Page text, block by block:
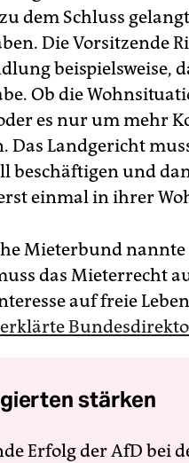
dem Schluss
Die Vorsitzende
beispielsweise,
Ob die
es nur um mehr
Das Landgericht
beschäftigen und
einmal in ihrer
Mieterbund nannte
das Mieterrecht
auf freie
erklärte
stärken
Erfolg der AfD bei